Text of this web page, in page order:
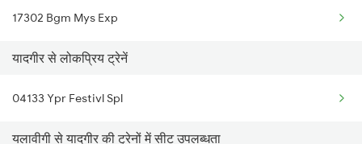
17302 Bgm Mys Exp
यादगीर से लोकप्रिय ट्रेनें
04133 Ypr Festivl Spl
यलावीगी से यादगीर की ट्रेनों में सीट उपलब्धता